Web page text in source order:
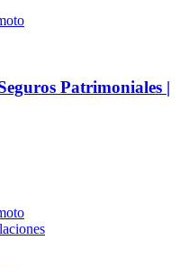
Patrimoniales |